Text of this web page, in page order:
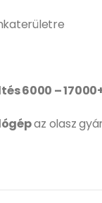
6000 –
az olasz